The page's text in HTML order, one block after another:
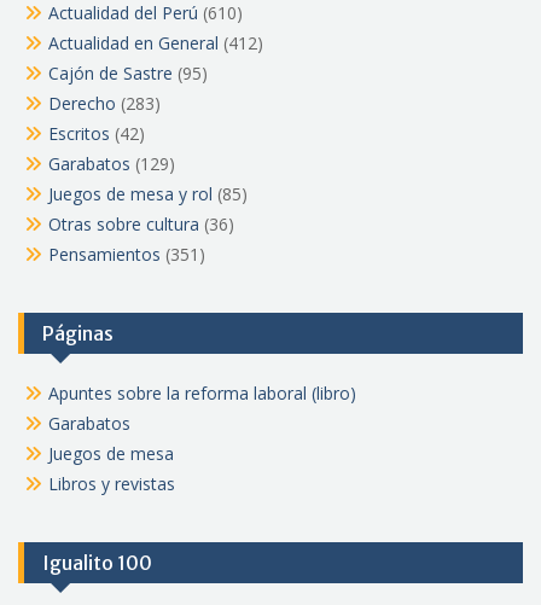
Actualidad del Perú (610)
Actualidad en General (412)
Cajón de Sastre (95)
Derecho (283)
Escritos (42)
Garabatos (129)
Juegos de mesa y rol (85)
Otras sobre cultura (36)
Pensamientos (351)
Páginas
Apuntes sobre la reforma laboral (libro)
Garabatos
Juegos de mesa
Libros y revistas
Igualito 100